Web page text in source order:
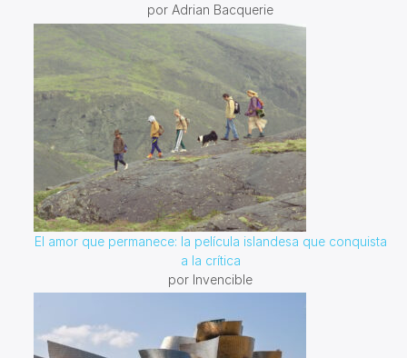
por Adrian Bacquerie
El amor que permanece: la película islandesa que conquista
a la crítica
por Invencible